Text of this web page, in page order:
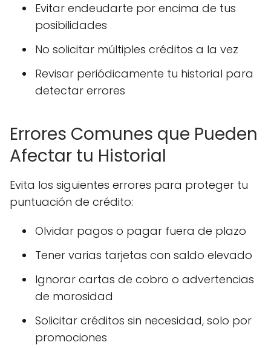
Evitar endeudarte por encima de tus
posibilidades
No solicitar múltiples créditos a la vez
Revisar periódicamente tu historial para
detectar errores
Errores Comunes que Pueden
Afectar tu Historial
Evita los siguientes errores para proteger tu
puntuación de crédito:
Olvidar pagos o pagar fuera de plazo
Tener varias tarjetas con saldo elevado
Ignorar cartas de cobro o advertencias
de morosidad
Solicitar créditos sin necesidad, solo por
promociones